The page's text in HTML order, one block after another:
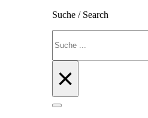
Suche / Search
×